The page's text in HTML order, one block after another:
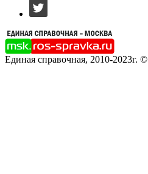
Единая справочная, 2010-2023г. ©